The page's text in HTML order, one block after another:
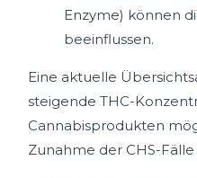
Enzyme) können
beeinflussen.
Eine aktuelle
steigende THC-
Cannabisprodukten
Zunahme der CHS-